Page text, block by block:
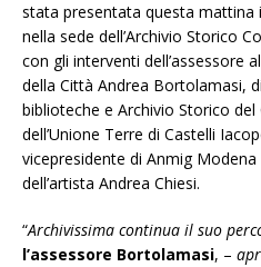
stata presentata questa mattina
nella sede dell’Archivio Storico
con gli interventi dell’assessore
della Città Andrea Bortolamasi,
biblioteche e Archivio Storico
dell’Unione Terre di Castelli
vicepresidente di Anmig Modena
dell’artista Andrea Chiesi.
“Archivissima continua il suo
l’assessore Bortolamasi, –